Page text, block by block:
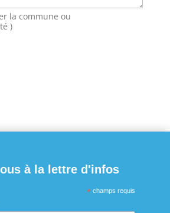
la commune ou
)
à la lettre d'infos
* champs requis